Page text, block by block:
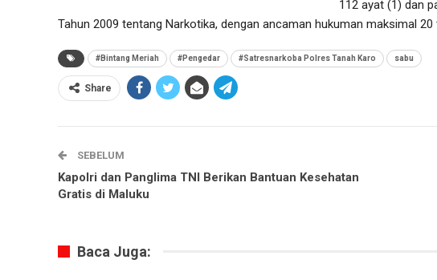
112 ayat (1) dan
Tahun 2009 tentang Narkotika, dengan ancaman hukuman maksimal
#Bintang Meriah #Pengedar #Satresnarkoba Polres Tanah Karo sabu
Share
SEBELUM
Kapolri dan Panglima TNI Berikan Bantuan Kesehatan
Gratis di Maluku
Baca Juga: